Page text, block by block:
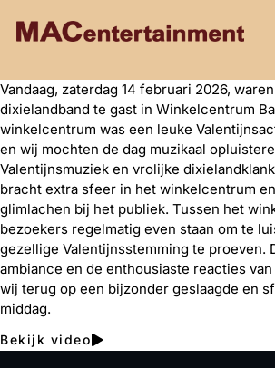
Vandaag, zaterdag 14 februari 2026,
dixielandband te gast in Winkelcentrum
winkelcentrum was een leuke
en wij mochten de dag muzikaal
Valentijnsmuziek en vrolijke
bracht extra sfeer in het winkelcentrum
glimlachen bij het publiek. Tussen het
bezoekers regelmatig even staan om te
gezellige Valentijnsstemming te proeven.
ambiance en de enthousiaste reacties
wij terug op een bijzonder geslaagde en
middag.
Bekijk video